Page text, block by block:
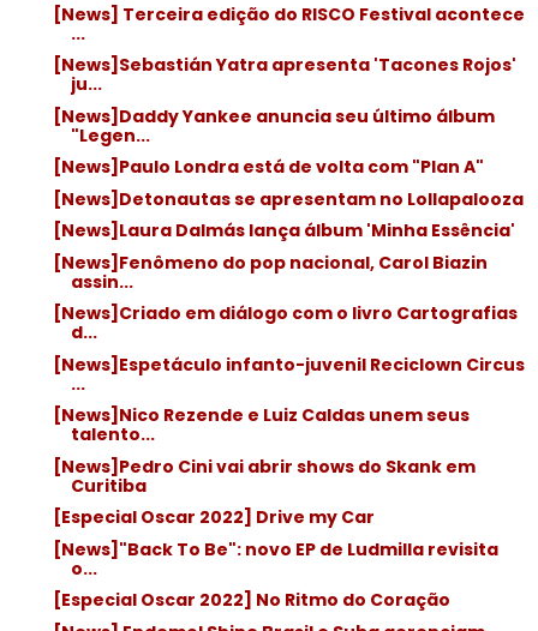
[News] Terceira edição do RISCO Festival acontece
...
[News]Sebastián Yatra apresenta 'Tacones Rojos'
ju...
[News]Daddy Yankee anuncia seu último álbum
"Legen...
[News]Paulo Londra está de volta com "Plan A"
[News]Detonautas se apresentam no Lollapalooza
[News]Laura Dalmás lança álbum 'Minha Essência'
[News]Fenômeno do pop nacional, Carol Biazin
assin...
[News]Criado em diálogo com o livro Cartografias
d...
[News]Espetáculo infanto-juvenil Reciclown Circus
...
[News]Nico Rezende e Luiz Caldas unem seus
talento...
[News]Pedro Cini vai abrir shows do Skank em
Curitiba
[Especial Oscar 2022] Drive my Car
[News]"Back To Be": novo EP de Ludmilla revisita
o...
[Especial Oscar 2022] No Ritmo do Coração